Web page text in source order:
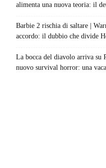
alimenta una nuova teoria: il
Barbie 2 rischia di saltare |
accordo: il dubbio che divide
La bocca del diavolo arriva su
nuovo survival horror: una